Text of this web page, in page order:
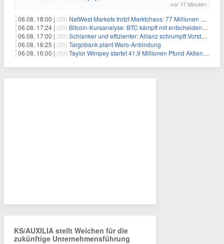
vor 17 Minuten
06.08. 18:00 | (00) NatWest Markets trotzt Marktchaos: 77 Millionen Pfund Gewinn im ersten Halbjahr
06.08. 17:24 | (00) Bitcoin-Kursanalyse: BTC kämpft mit entscheidender $65K-Hürde, während sich ein Liquidationscluster aufbaut
06.08. 17:00 | (00) Schlanker und effizienter: Allianz schrumpft Vorstand auf 8 Köpfe – das steckt dahinter
06.08. 16:25 | (00) Targobank plant Wero-Anbindung
06.08. 16:00 | (00) Taylor Wimpey startet 41,9 Millionen Pfund Aktienrückkauf – was Anleger wissen müssen
KS/AUXILIA stellt Weichen für die
zukünftige Unternehmensführung